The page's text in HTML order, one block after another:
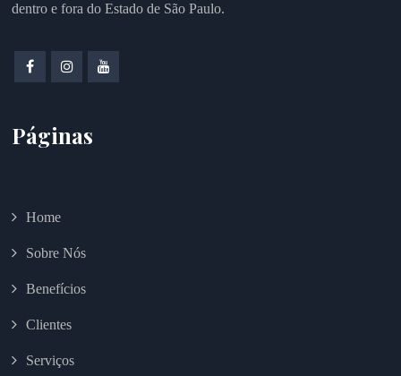
dentro e fora do Estado de São Paulo.
Páginas
Home
Sobre Nós
Benefícios
Clientes
Serviços